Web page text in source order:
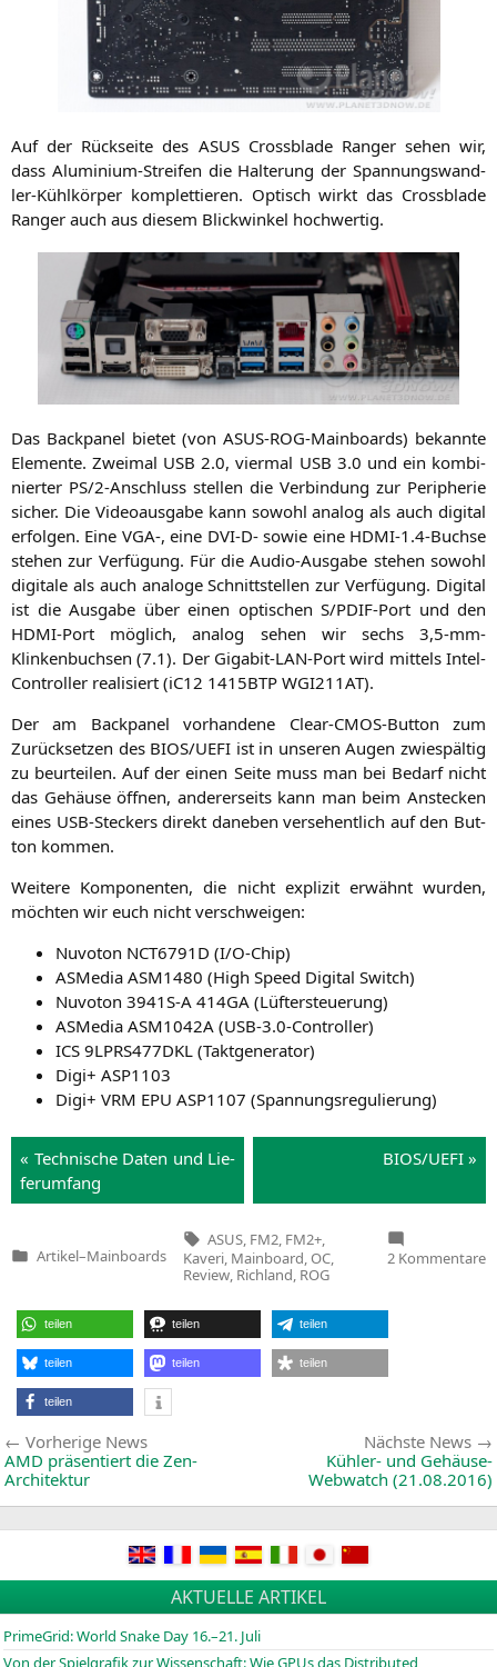
Auf der Rück­sei­te des ASUSCross­bla­de Ran­ger sehen wir,
dass Alu­mi­ni­um-Strei­fen die Hal­te­rung der Span­nungs­wand­
ler-Kühl­kör­per kom­plet­tie­ren. Optisch wirkt das Cross­bla­de
Ran­ger auch aus die­sem Blick­win­kel hochwertig.
Das Back­pa­nel bie­tet (von ASUS-ROG-Main­boards) bekann­te
Ele­men­te. Zwei­mal USB 2.0, vier­mal USB 3.0 und ein kom­bi­
nier­ter PS/2‑Anschluss stel­len die Ver­bin­dung zur Peri­phe­rie
sicher. Die Video­aus­ga­be kann sowohl ana­log als auch digi­tal
erfol­gen. Eine VGA‑, eine DVI-D-sowie eine HDMI‑1.4‑Buchse
ste­hen zur Ver­fü­gung. Für die Audio-Aus­ga­be ste­hen sowohl
digi­ta­le als auch ana­lo­ge Schnitt­stel­len zur Ver­fü­gung. Digi­tal
ist die Aus­ga­be über einen opti­schen S/P­DIF-Port und den
HDMI-Port mög­lich, ana­log sehen wir sechs 3,5‑mm-
Klinkenbuchsen (7.1). Der Giga­bit-LAN-Port wird mit­tels Intel-
Con­trol­ler rea­li­siert (iC12 1415BTP WGI211AT).
Der am Back­pa­nel vor­han­de­ne Clear-CMOS-But­ton zum
Zurück­set­zen des BIOS/UEFI ist in unse­ren Augen zwie­späl­tig
zu beur­tei­len. Auf der einen Sei­te muss man bei Bedarf nicht
das Gehäu­se öff­nen, ande­rer­seits kann man beim Anste­cken
eines USB-Ste­ckers direkt dane­ben ver­se­hent­lich auf den But­
ton kommen.
Wei­te­re Kom­po­nen­ten, die nicht expli­zit erwähnt wur­den,
möch­ten wir euch nicht verschweigen:
Nuvo­ton NCT6791D (I/O‑Chip)
ASMe­dia ASM1480 (High Speed Digi­tal Switch)
Nuvo­ton 3941S‑A 414GA (Lüf­ter­steue­rung)
ASMe­dia ASM1042A (USB‑3.0‑Controller)
ICS 9LPRS477DKL (Takt­ge­ne­ra­tor)
Digi+ ASP1103
Digi+ VRM EPU ASP1107 (Span­nungs­re­gu­lie­rung)
« Tech­ni­sche Daten und Lie­
fer­um­fang
BIOS/UEFI »
Veröffentlicht
Artikel–Mainboards
Tags:
ASUS, FM2, FM2+,
Kaveri, Mainboard OC,
Review, Richland, ROG
2 Kommentare
teilen teilen teilen
teilen teilen teilen
teilen
Beitragsnavigation
Vorherige NewsVorherige
News:
AMD präsentiert die Zen-
Architektur
Nächste News
Kühler- und Gehäuse-
Webwatch (21.08.2016)
AKTUELLE ARTIKEL
PrimeGrid: World Snake Day 16.–21. Juli
Von der Spielgrafik zur Wissenschaft: Wie GPUs das Distributed